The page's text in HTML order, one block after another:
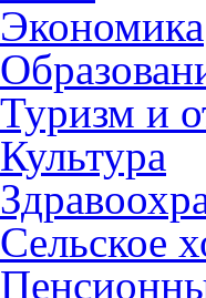
Экономика
Туризм и
Культура
Сельское